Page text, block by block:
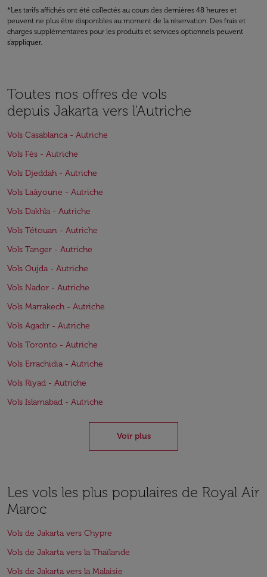
*Les tarifs affichés ont été collectés au cours des dernières 48 heures et
peuvent ne plus être disponibles au moment de la réservation. Des frais et
charges supplémentaires pour les produits et services optionnels peuvent
s'appliquer.
Toutes nos offres de vols
depuis Jakarta vers l'Autriche
Vols Casablanca - Autriche
Vols Fès - Autriche
Vols Djeddah - Autriche
Vols Laâyoune - Autriche
Vols Dakhla - Autriche
Vols Tétouan - Autriche
Vols Tanger - Autriche
Vols Oujda - Autriche
Vols Nador - Autriche
Vols Marrakech - Autriche
Vols Agadir - Autriche
Vols Toronto - Autriche
Vols Errachidia - Autriche
Vols Riyad - Autriche
Vols Islamabad - Autriche
Voir plus
Les vols les plus populaires de Royal Air
Maroc
Vols de Jakarta vers Chypre
Vols de Jakarta vers la Thaïlande
Vols de Jakarta vers la Malaisie